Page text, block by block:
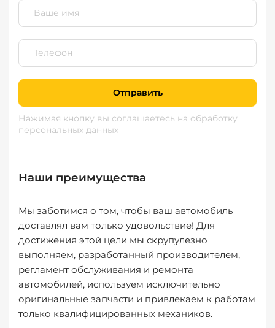
Отправить
Нажимая кнопку вы соглашаетесь на обработку
персональных данных
Наши преимущества
Мы заботимся о том, чтобы ваш автомобиль
доставлял вам только удовольствие! Для
достижения этой цели мы скрупулезно
выполняем, разработанный производителем,
регламент обслуживания и ремонта
автомобилей, используем исключительно
оригинальные запчасти и привлекаем к работам
только квалифицированных механиков.